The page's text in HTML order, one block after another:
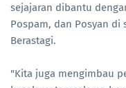
sejajaran dibantu
Pospam, dan Posyan
Berastagi.
"Kita juga mengimbau